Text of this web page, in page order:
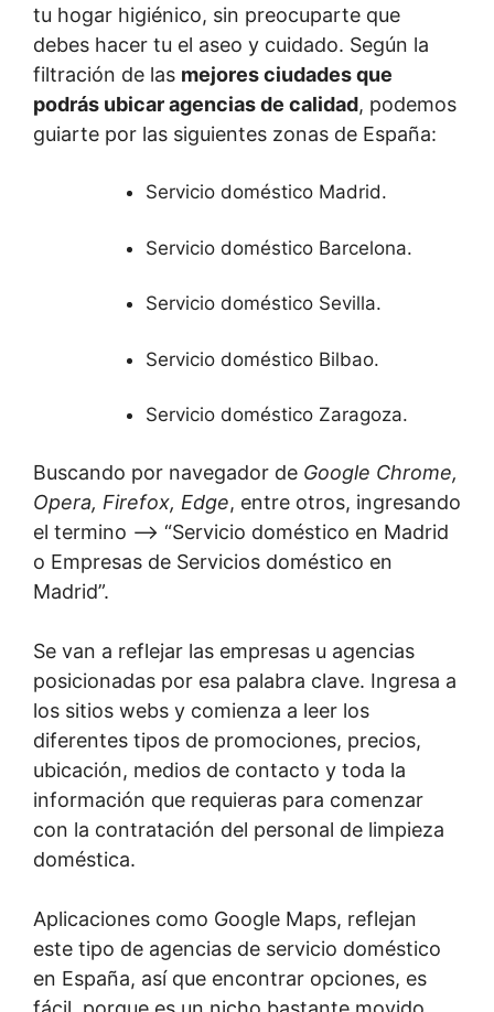
tu hogar higiénico, sin preocuparte que
debes hacer tu el aseo y cuidado. Según la
filtración de las mejores ciudades que
podrás ubicar agencias de calidad, podemos
guiarte por las siguientes zonas de España:
Servicio doméstico Madrid.
Servicio doméstico Barcelona.
Servicio doméstico Sevilla.
Servicio doméstico Bilbao.
Servicio doméstico Zaragoza.
Buscando por navegador de Google Chrome,
Opera, Firefox, Edge, entre otros, ingresando
el termino –> “Servicio doméstico en Madrid
o Empresas de Servicios doméstico en
Madrid”.
Se van a reflejar las empresas u agencias
posicionadas por esa palabra clave. Ingresa a
los sitios webs y comienza a leer los
diferentes tipos de promociones, precios,
ubicación, medios de contacto y toda la
información que requieras para comenzar
con la contratación del personal de limpieza
doméstica.
Aplicaciones como Google Maps, reflejan
este tipo de agencias de servicio doméstico
en España, así que encontrar opciones, es